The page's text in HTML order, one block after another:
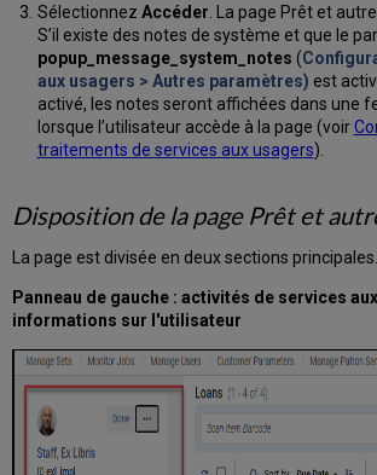
des
notices
de
la
page
Services
aux
Activités
principales
pouvant
réalisées
sur
la
page
Prêt
services
Sélectionnez Accéder . La page Prêt et
S’il existe des notes de système et que le
popup_message_system_notes (
aux usagers > Autres paramètres) est
activé, les notes seront affichées dans une
lorsque l’utilisateur accède à la page (voir
traitements de services aux usagers).
Disposition de la page Prêt et
La page est divisée en deux sections principales.
Panneau de gauche : activités de services
informations sur l'utilisateur